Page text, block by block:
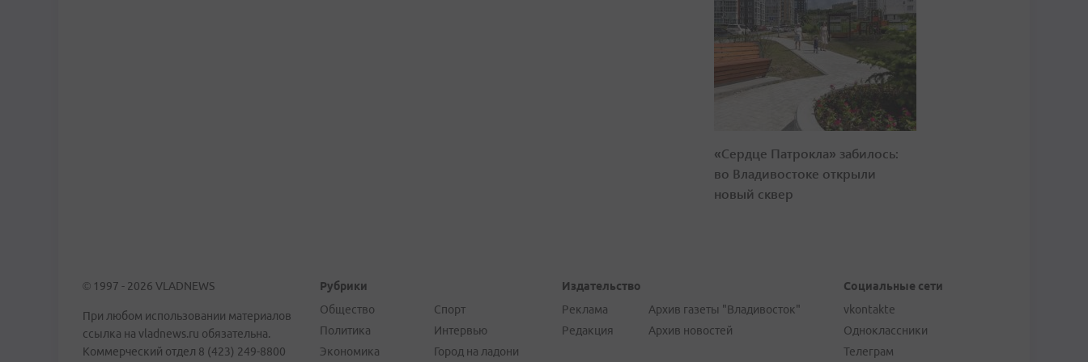
«Сердце Патрокла» забилось:
во Владивостоке открыли
новый сквер
© 1997 - 2026 VLADNEWS
При любом использовании материалов
ссылка на vladnews.ru обязательна.
Коммерческий отдел 8 (423) 249-8800
Рубрики
Общество
Политика
Экономика
Спорт
Интервью
Город на ладони
Издательство
Реклама
Редакция
Архив газеты "Владивосток"
Архив новостей
Социальные сети
vkontakte
Одноклассники
Телеграм